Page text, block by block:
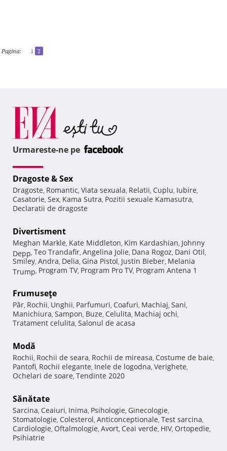
Pagina: 1 2
Urmareste-ne pe
Dragoste & Sex
Dragoste, Romantic, Viata sexuala, Relatii, Cuplu, Iubire,
Casatorie, Sex, Kama Sutra, Pozitii sexuale Kamasutra,
Declaratii de dragoste
Divertisment
Meghan Markle, Kate Middleton, Kim Kardashian, Johnny
Depp, Teo Trandafir, Angelina Jolie, Dana Rogoz, Dani Otil,
Smiley, Andra, Delia, Gina Pistol, Justin Bieber, Melania
Trump, Program TV, Program Pro TV, Program Antena 1
Frumuseţe
Păr, Rochii, Unghii, Parfumuri, Coafuri, Machiaj, Sani,
Manichiura, Sampon, Buze, Celulita, Machiaj ochi,
Tratament celulita, Salonul de acasa
Modă
Rochii, Rochii de seara, Rochii de mireasa, Costume de baie,
Pantofi, Rochii elegante, Inele de logodna, Verighete,
Ochelari de soare, Tendinte 2020
Sănătate
Sarcina, Ceaiuri, Inima, Psihologie, Ginecologie,
Stomatologie, Colesterol, Anticonceptionale, Test sarcina,
Cardiologie, Oftalmologie, Avort, Ceai verde, HIV, Ortopedie,
Psihiatrie